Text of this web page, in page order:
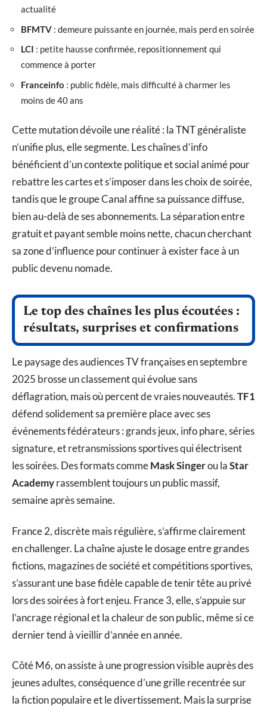
actualité
BFMTV : demeure puissante en journée, mais perd en soirée
LCI : petite hausse confirmée, repositionnement qui
commence à porter
Franceinfo : public fidèle, mais difficulté à charmer les
moins de 40 ans
Cette mutation dévoile une réalité : la TNT généraliste
n’unifie plus, elle segmente. Les chaînes d’info
bénéficient d’un contexte politique et social animé pour
rebattre les cartes et s’imposer dans les choix de soirée,
tandis que le groupe Canal affine sa puissance diffuse,
bien au-delà de ses abonnements. La séparation entre
gratuit et payant semble moins nette, chacun cherchant
sa zone d’influence pour continuer à exister face à un
public devenu nomade.
Le top des chaînes les plus écoutées :
résultats, surprises et confirmations
Le paysage des audiences TV françaises en septembre
2025 brosse un classement qui évolue sans
déflagration, mais où percent de vraies nouveautés.TF1
défend solidement sa première place avec ses
événements fédérateurs : grands jeux, info phare, séries
signature, et retransmissions sportives qui électrisent
les soirées. Des formats commeMask Singerou laStar
Academyrassemblent toujours un public massif,
semaine après semaine.
France 2, discrète mais régulière, s’affirme clairement
en challenger. La chaîne ajuste le dosage entre grandes
fictions, magazines de société et compétitions sportives,
s’assurant une base fidèle capable de tenir tête au privé
lors des soirées à fort enjeu. France 3, elle, s’appuie sur
l’ancrage régional et la chaleur de son public, même si ce
dernier tend à vieillir d’année en année.
Côté M6, on assiste à une progression visible auprès des
jeunes adultes, conséquence d’une grille recentrée sur
la fiction populaire et le divertissement. Mais la surprise